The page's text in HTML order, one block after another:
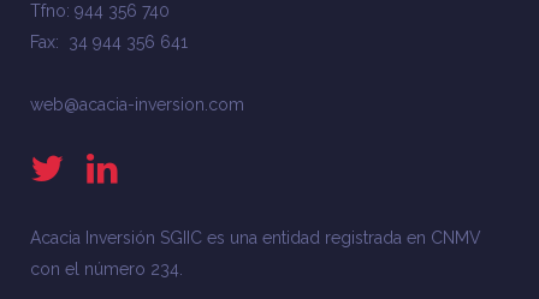
Tfno: 944 356 740
Fax: 34 944 356 641
web@acacia-inversion.com
Acacia Inversión SGIIC es una entidad registrada en CNMV
con el número 234.